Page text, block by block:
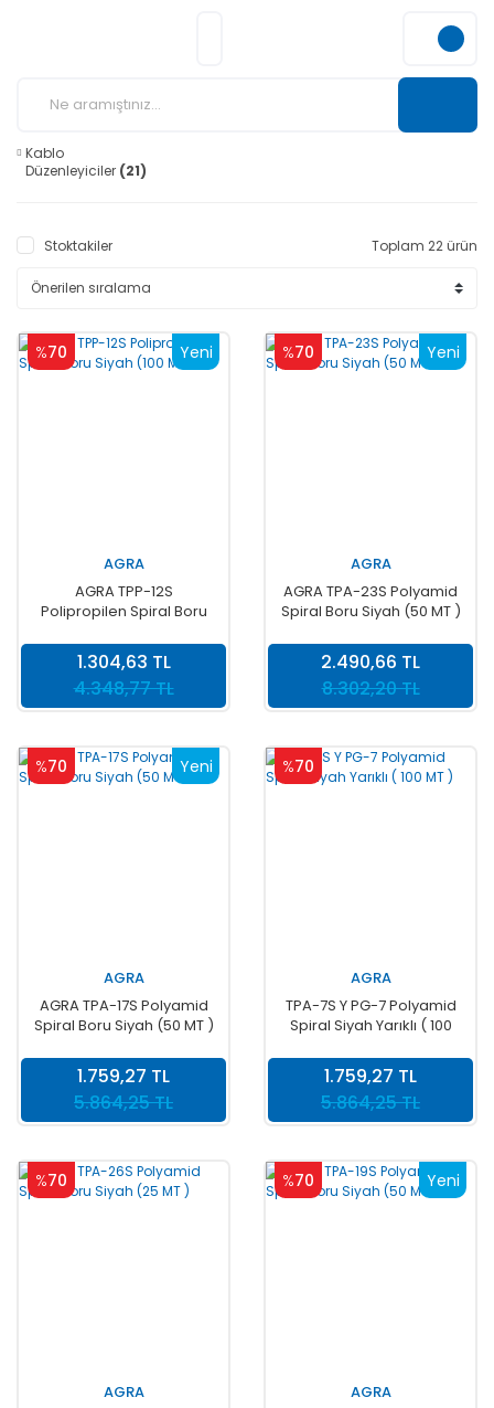
Kablo
Düzenleyiciler (21)
Stoktakiler Toplam 22 ürün
Yeni
%70
AGRA
AGRA TPP-12S
Polipropilen Spiral Boru
4.348,77 TL
1.304,63 TL
Yeni
%70
AGRA
AGRA TPA-23S Polyamid
Spiral Boru Siyah (50 MT )
8.302,20 TL
2.490,66 TL
Yeni
%70
AGRA
AGRA TPA-17S Polyamid
Spiral Boru Siyah (50 MT )
5.864,25 TL
1.759,27 TL
%70
AGRA
TPA-7S Y PG-7 Polyamid
Spiral Siyah Yarıklı ( 100
5.864,25 TL
1.759,27 TL
%70
AGRA
Yeni
%70
AGRA